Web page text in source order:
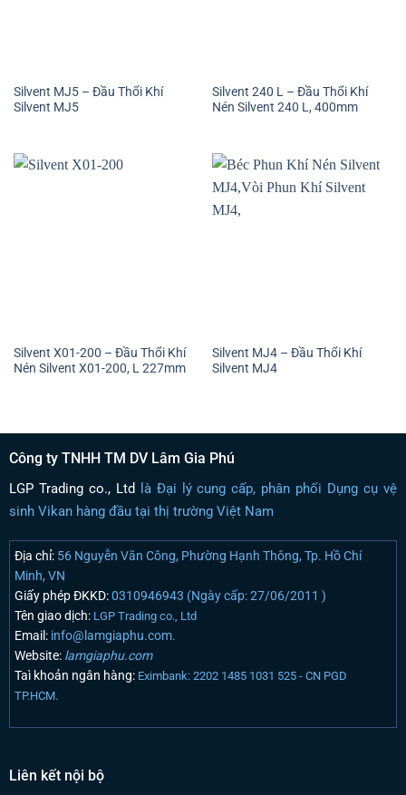
Silvent MJ5 – Đầu Thổi Khí
Silvent MJ5
Silvent 240 L – Đầu Thổi Khí
Nén Silvent 240 L, 400mm
Silvent X01-200 – Đầu Thổi Khí
Nén Silvent X01-200, L 227mm
Silvent MJ4 – Đầu Thổi Khí
Silvent MJ4
Công ty TNHH TM DV Lâm Gia Phú
LGP Trading co., Ltd là Đại lý cung cấp, phân phối Dụng cụ vệ
sinh Vikan hàng đầu tại thị trường Việt Nam
Địa chỉ:56 Nguyễn Văn Công, Phường Hạnh Thông, Tp. Hồ Chí
Minh, VN
Giấy phép ĐKKD:0310946943 (Ngày cấp: 27/06/2011 )
Tên giao dịch: LGP Trading co., Ltd
Email:info@lamgiaphu.com.
Website:lamgiaphu.com
Taì khoản ngân hàng: Eximbank: 2202 1485 1031 525 - CN PGD
TP.HCM.
Liên kết nội bộ